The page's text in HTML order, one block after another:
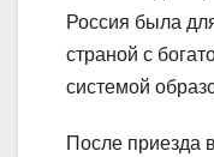
Россия была
страной с
системой
После приезда